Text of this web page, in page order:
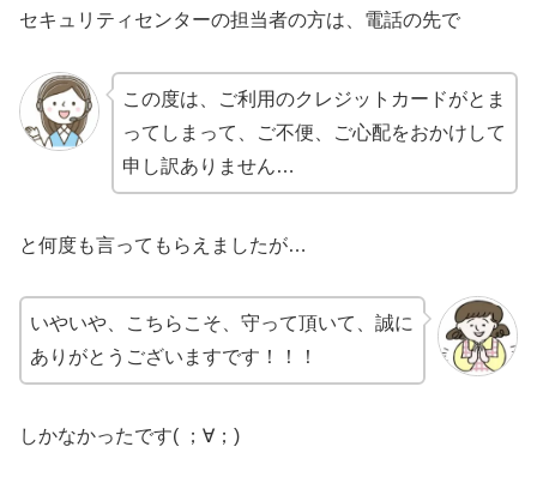
セキュリティセンターの担当者の方は、電話の先で
この度は、ご利用のクレジットカードがとま
ってしまって、ご不便、ご心配をおかけして
申し訳ありません…
と何度も言ってもらえましたが…
いやいや、こちらこそ、守って頂いて、誠に
ありがとうございますです！！！
しかなかったです( ；∀；)